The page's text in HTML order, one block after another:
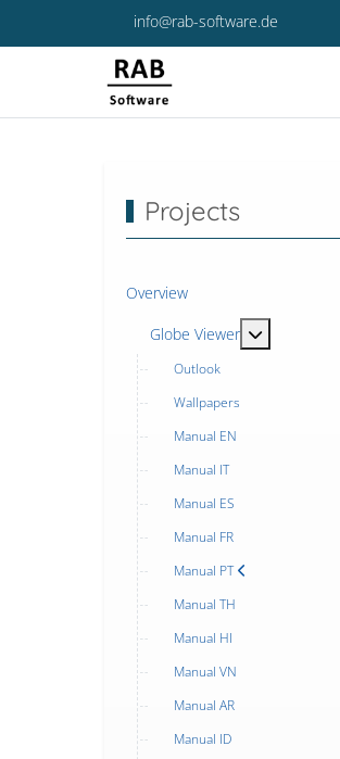
info@rab-software.de
Projects
Overview
Globe Viewer
Outlook
Wallpapers
Manual EN
Manual IT
Manual ES
Manual FR
Manual PT
Manual TH
Manual HI
Manual VN
Manual AR
Manual ID